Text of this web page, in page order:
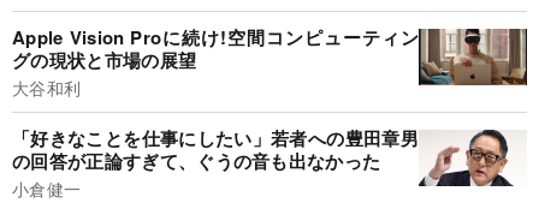
Apple Vision Proに続け!空間コンピューティン
グの現状と市場の展望
大谷和利
「好きなことを仕事にしたい」若者への豊田章男
の回答が正論すぎて、ぐうの音も出なかった
小倉健一